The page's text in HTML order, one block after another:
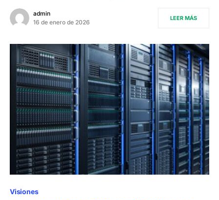
admin
16 de enero de 2026
LEER MÁS
Visiones